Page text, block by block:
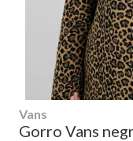
Vans
Gorro Vans